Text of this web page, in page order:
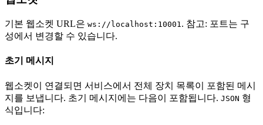
기본 웹소켓 URL은 ws://localhost:10001. 참고: 포트는 구
성에서 변경할 수 있습니다.
초기 메시지
웹소켓이 연결되면 서비스에서 전체 장치 목록이 포함된 메시
지를 보냅니다. 초기 메시지에는 다음이 포함됩니다. JSON 형
식입니다: